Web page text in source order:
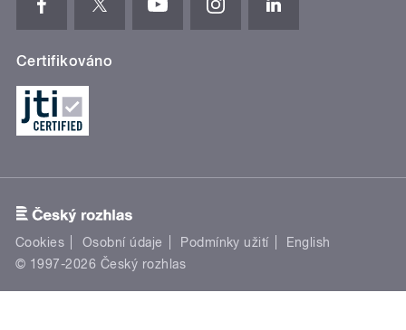
Certifikováno
Cookies Osobní údaje Podmínky užití
English
© 1997-2026 Český rozhlas